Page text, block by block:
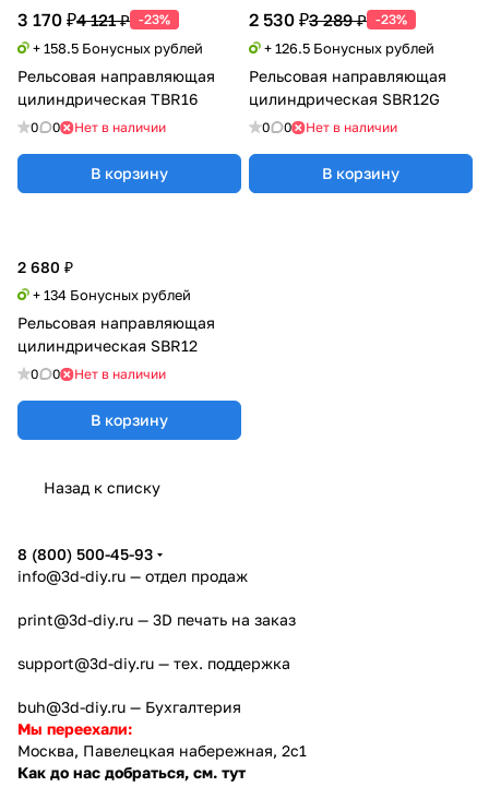
3 170 ₽4 121 ₽ -23%
+ 158.5 Бонусных рублей
Рельсовая направляющая
цилиндрическая TBR16
0 0 Нет в наличии
В корзину
2 530 ₽3 289 ₽ -23%
+ 126.5 Бонусных рублей
Рельсовая направляющая
цилиндрическая SBR12G
0 0 Нет в наличии
В корзину
2 680 ₽
+ 134 Бонусных рублей
Рельсовая направляющая
цилиндрическая SBR12
0 0 Нет в наличии
В корзину
Назад к списку
8 (800) 500-45-93
info@3d-diy.ru — отдел продаж
print@3d-diy.ru — 3D печать на заказ
support@3d-diy.ru — тех. поддержка
buh@3d-diy.ru — Бухгалтерия
Мы переехали:
Москва, Павелецкая набережная, 2с1
Как до нас добраться, см. тут